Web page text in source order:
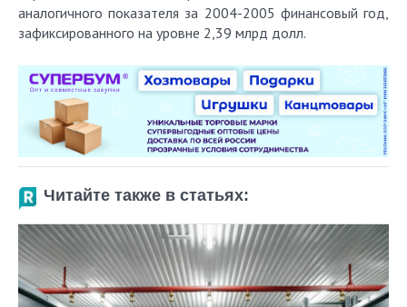
аналогичного показателя за 2004-2005 финансовый год,
зафиксированного на уровне 2,39 млрд долл.
Читайте также в статьях: